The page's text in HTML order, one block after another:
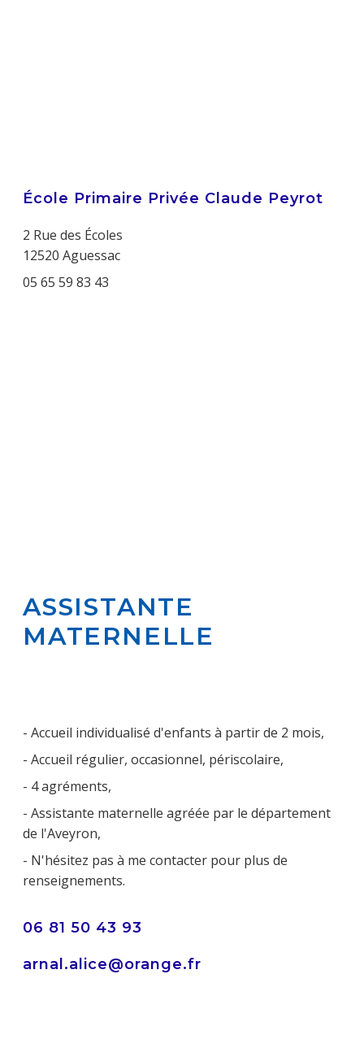
École Primaire Privée Claude Peyrot
2 Rue des Écoles
12520 Aguessac
05 65 59 83 43
ASSISTANTE
MATERNELLE
- Accueil individualisé d'enfants à partir de 2 mois,
- Accueil régulier, occasionnel, périscolaire,
- 4 agréments,
- Assistante maternelle agréée par le département
de l'Aveyron,
- N'hésitez pas à me contacter pour plus de
renseignements.
06 81 50 43 93
arnal.alice@orange.fr